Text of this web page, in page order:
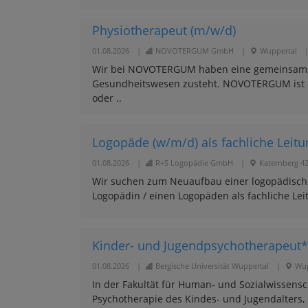
Physiotherapeut (m/w/d)
01.08.2026 NOVOTERGUM GmbH Wuppertal
Wir bei NOVOTERGUM haben eine
Gesundheitswesen zusteht. NOVOTERGUM
oder ..
Logopäde (w/m/d) als fachliche
01.08.2026 R+S Logopädie GmbH Katernberg
Wir suchen zum Neuaufbau einer
Logopädin / einen Logopäden als fachliche
Kinder- und
01.08.2026 Bergische Universität Wuppertal
In der Fakultät für Human- und
Psychotherapie des Kindes- und